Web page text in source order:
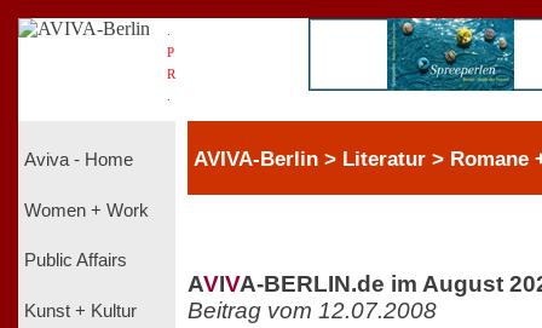
P
R
Aviva - Home
Women + Work
Public Affairs
Kunst + Kultur
AVIVA-Berlin > Literatur > Romane
AVIVA-BERLIN.de im August
Beitrag vom 12.07.2008